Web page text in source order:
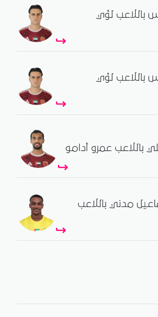
باللاعب لؤي
باللاعب لؤي
باللاعب عمرو أدامو
مدني باللاعب